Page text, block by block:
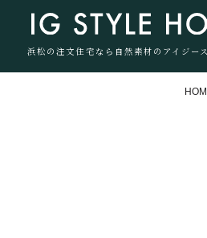
浜松の注文住宅なら自然素材のアイジー